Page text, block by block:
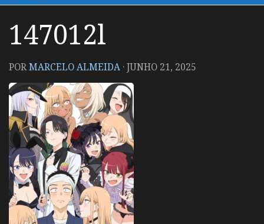
147012l
PORMARCELO ALMEIDA ·JUNHO 21, 2025